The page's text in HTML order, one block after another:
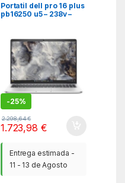
Portatil dell pro 16 plus
pb16250 u5 – 238v –
-25%
2.298,64€
1.723,98 €
Entrega estimada -
11 - 13 de Agosto